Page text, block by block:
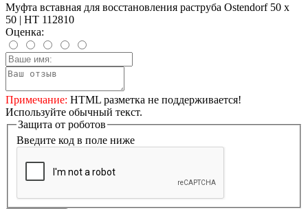
Муфта вставная для восстановления раструба Ostendorf 50 х
50 | HT 112810
Оценка:
Примечание: HTML разметка не поддерживается!
Используйте обычный текст.
Защита от роботов
Введите код в поле ниже